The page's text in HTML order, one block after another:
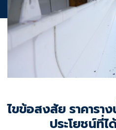
ไขข้อสงสัย ราคารา
ประโยชน์ที่ไ